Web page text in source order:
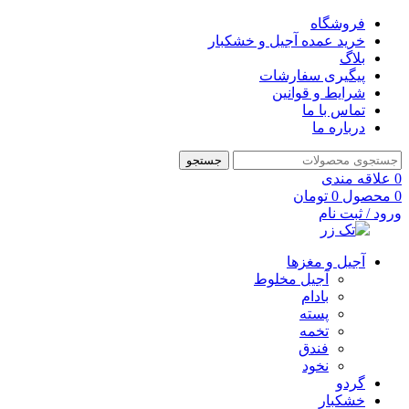
فروشگاه
خرید عمده آجیل و خشکبار
بلاگ
پیگیری سفارشات
شرایط و قوانین
تماس با ما
درباره ما
جستجو
0 علاقه مندی
0 محصول 0 تومان
ورود / ثبت نام
آجیل و مغزها
آجیل مخلوط
بادام
پسته
تخمه
فندق
نخود
گردو
خشکبار